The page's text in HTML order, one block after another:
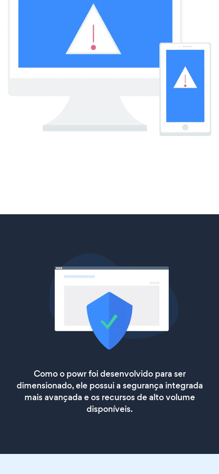
Como o powr foi desenvolvido para ser
dimensionado, ele possui a segurança integrada
mais avançada e os recursos de alto volume
disponíveis.